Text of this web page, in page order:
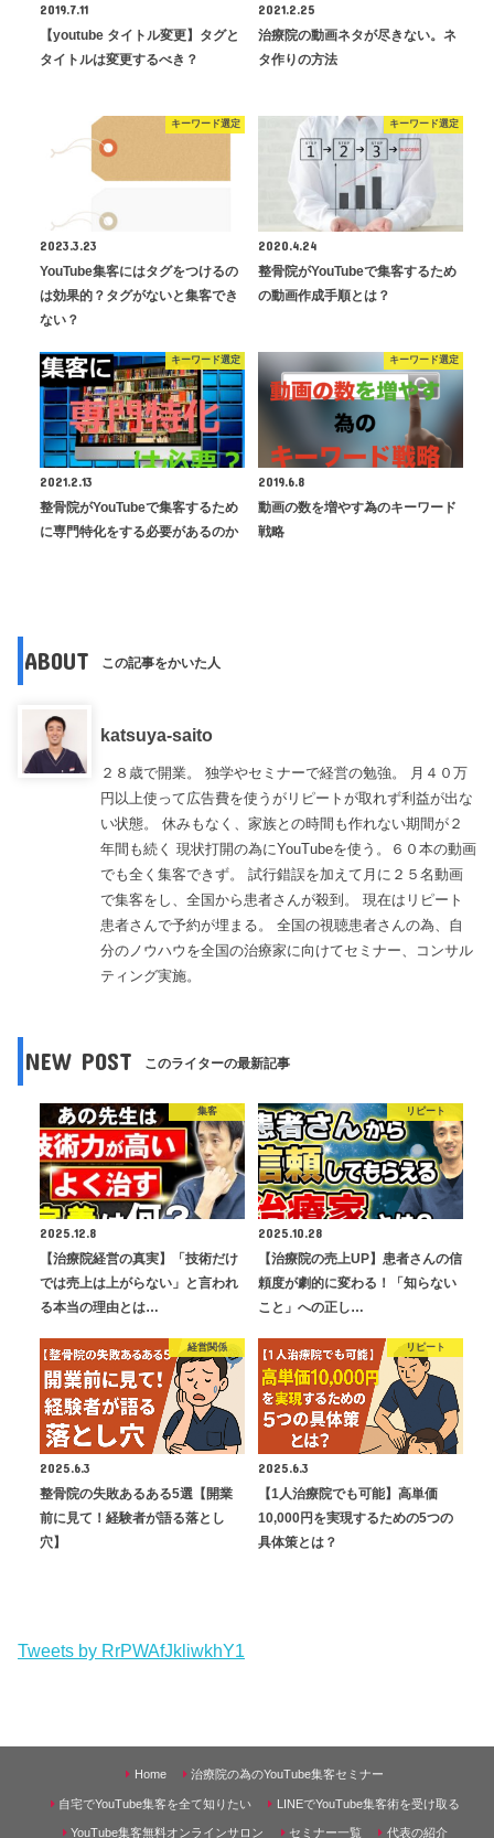
2019.7.11
【youtube タイトル変更】タグと
タイトルは変更するべき？
2021.2.25
治療院の動画ネタが尽きない。ネ
タ作りの方法
キーワード選定
2023.3.23
YouTube集客にはタグをつけるの
は効果的？タグがないと集客でき
ない？
キーワード選定
2020.4.24
整骨院がYouTubeで集客するため
の動画作成手順とは？
キーワード選定
2021.2.13
整骨院がYouTubeで集客するため
に専門特化をする必要があるのか
キーワード選定
2019.6.8
動画の数を増やす為のキーワード
戦略
ABOUT この記事をかいた人
katsuya-saito
２８歳で開業。 独学やセミナーで経営の勉強。 月４０万
円以上使って広告費を使うがリピートが取れず利益が出な
い状態。 休みもなく、家族との時間も作れない期間が２
年間も続く 現状打開の為にYouTubeを使う。６０本の動画
でも全く集客できず。 試行錯誤を加えて月に２５名動画
で集客をし、全国から患者さんが殺到。 現在はリピート
患者さんで予約が埋まる。 全国の視聴患者さんの為、自
分のノウハウを全国の治療家に向けてセミナー、コンサル
ティング実施。
NEW POST このライターの最新記事
集客
2025.12.8
【治療院経営の真実】「技術だけ
では売上は上がらない」と言われ
る本当の理由とは…
リピート
2025.10.28
【治療院の売上UP】患者さんの信
頼度が劇的に変わる！「知らない
こと」への正し…
経営関係
2025.6.3
整骨院の失敗あるある5選【開業
前に見て！経験者が語る落とし
穴】
リピート
2025.6.3
【1人治療院でも可能】高単価
10,000円を実現するための5つの
具体策とは？
Tweets by RrPWAfJkliwkhY1
Home 治療院の為のYouTube集客セミナー
自宅でYouTube集客を全て知りたい LINEでYouTube集客術を受け取る
YouTube集客無料オンラインサロン セミナー一覧 代表の紹介